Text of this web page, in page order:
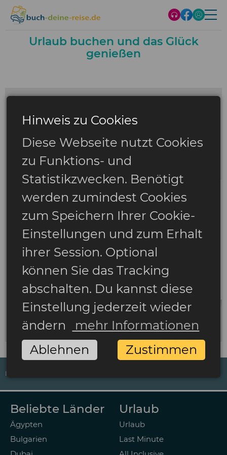
Urlaub buchen und das Glück
genießen
IMPRESSUM
Beliebte Länder
Ägypten
Bulgarien
Urlaub
Urlaub
Last Minute
Hinweis zu Cookies
Diese Webseite nutzt Cookies
zu Funktions- und
Statistikzwecken. Benötigt
werden zumindest Cookies
zum Speichern Ihrer Cookie-
Einstellungen und zum Erhalt
ihrer Session. Optional
können Sie das Tracking
abschalten. Du kannst diese
Einstellung jederzeit wieder
ändern
mehr Informationen
Ablehnen
Zustimmen